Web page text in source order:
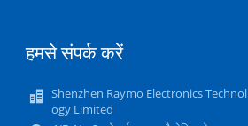
हमसे संपर्क करें
Shenzhen Raymo Electronics Technol
ogy Limited